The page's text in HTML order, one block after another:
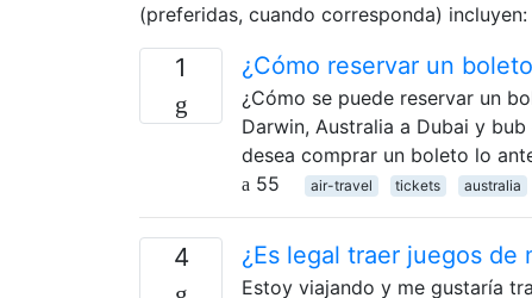
(preferidas, cuando corresponda)
1 ¿Cómo reservar un
¿Cómo se puede reservar un
Darwin, Australia a Dubai y
desea comprar un boleto lo
55
air-travel tickets australia
4 ¿Es legal traer juegos de
Estoy viajando y me gustaría